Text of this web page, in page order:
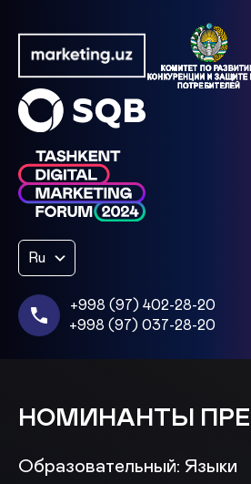
Ru
+998 (97) 402-28-20
+998 (97) 037-28-20
НОМИНАНТЫ
Образовательный: Языки